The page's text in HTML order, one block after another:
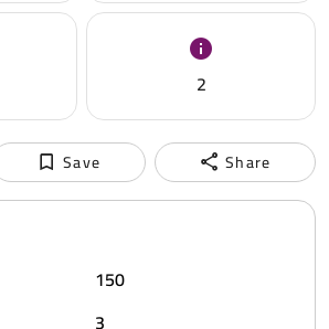
2
Save Share
150
3